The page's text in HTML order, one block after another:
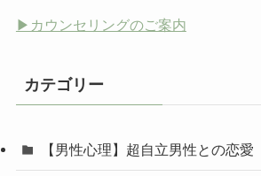
▶︎カウンセリングのご案内
カテゴリー
【男性心理】超自立男性との恋愛